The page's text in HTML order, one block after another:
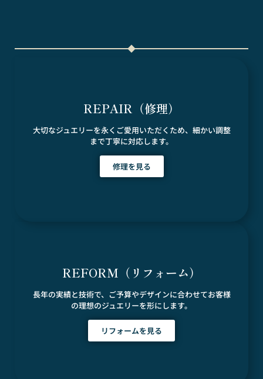
REPAIR（修理）
大切なジュエリーを永くご愛用いただくため、細かい調整
まで丁寧に対応します。
修理を見る
REFORM（リフォーム）
長年の実績と技術で、ご予算やデザインに合わせてお客様
の理想のジュエリーを形にします。
リフォームを見る